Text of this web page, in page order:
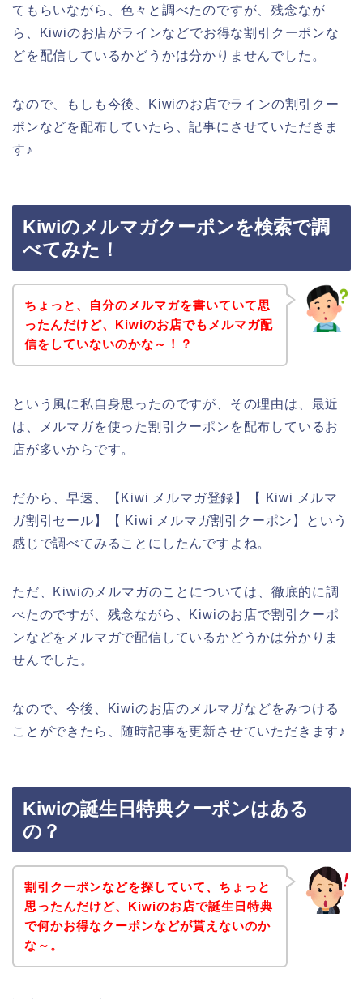
てもらいながら、色々と調べたのですが、残念なが
ら、Kiwiのお店がラインなどでお得な割引クーポンな
どを配信しているかどうかは分かりませんでした。
なので、もしも今後、Kiwiのお店でラインの割引クー
ポンなどを配布していたら、記事にさせていただきま
す♪
Kiwiのメルマガクーポンを検索で調
べてみた！
ちょっと、自分のメルマガを書いていて思
ったんだけど、Kiwiのお店でもメルマガ配
信をしていないのかな～！？
という風に私自身思ったのですが、その理由は、最近
は、メルマガを使った割引クーポンを配布しているお
店が多いからです。
だから、早速、【Kiwi メルマガ登録】【 Kiwi メルマ
ガ割引セール】【 Kiwi メルマガ割引クーポン】という
感じで調べてみることにしたんですよね。
ただ、Kiwiのメルマガのことについては、徹底的に調
べたのですが、残念ながら、Kiwiのお店で割引クーポ
ンなどをメルマガで配信しているかどうかは分かりま
せんでした。
なので、今後、Kiwiのお店のメルマガなどをみつける
ことができたら、随時記事を更新させていただきます♪
Kiwiの誕生日特典クーポンはある
の？
割引クーポンなどを探していて、ちょっと
思ったんだけど、Kiwiのお店で誕生日特典
で何かお得なクーポンなどが貰えないのか
な～。